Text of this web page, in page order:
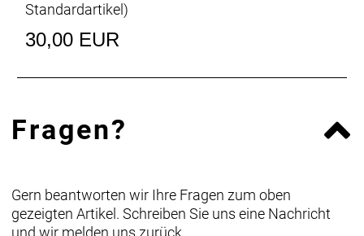
Standardartikel)
30,00 EUR
Fragen?
Gern beantworten wir Ihre Fragen zum oben
gezeigten Artikel. Schreiben Sie uns eine Nachricht
und wir melden uns zurück